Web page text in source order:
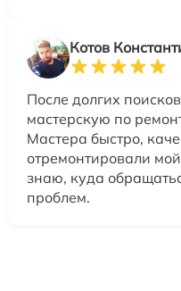
Котов
После долгих
мастерскую по
Мастера быстро,
отремонтировали
знаю, куда
проблем.